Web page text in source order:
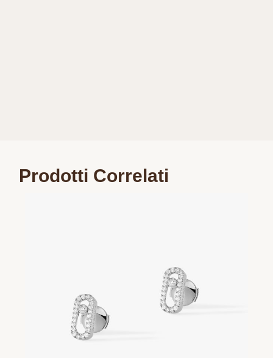
Prodotti Correlati